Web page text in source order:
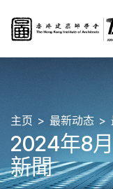
主页 最新动态
2024年8
新聞